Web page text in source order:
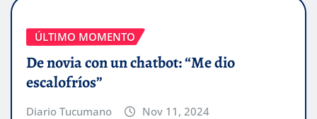
ÚLTIMO MOMENTO
De novia con un chatbot: “Me dio
escalofríos”
Diario Tucumano Nov 11, 2024